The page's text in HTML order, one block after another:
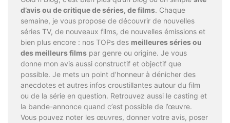
d’avis ou de critique de séries, de films. Chaque
semaine, je vous propose de découvrir de nouvelles
séries TV, de nouveaux films, de nouvelles émissions et
bien plus encore : nos TOPs des meilleures séries ou
des meilleurs films par genre ou origine. Je vous
donne mon avis aussi constructif et objectif que
possible. Je mets un point d’honneur à dénicher des
anecdotes et autres infos croustillantes autour du film
ou de la série en question. Retrouvez aussi le casting et
la bande-annonce quand c’est possible de l’œuvre.
Vous pouvez noter les œuvres, donner votre avis, poser